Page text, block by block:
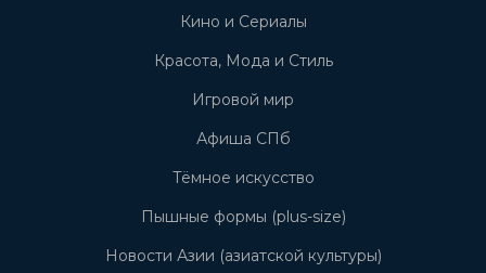
Кино и Сериалы
Красота, Мода и Стиль
Игровой мир
Афиша СПб
Тёмное искусство
Пышные формы (plus-size)
Новости Азии (азиатской культуры)